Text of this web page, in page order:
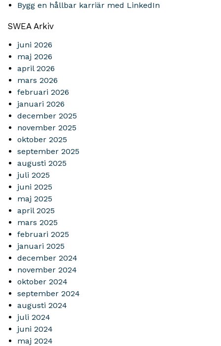
Bygg en hållbar karriär med LinkedIn
SWEA Arkiv
juni 2026
maj 2026
april 2026
mars 2026
februari 2026
januari 2026
december 2025
november 2025
oktober 2025
september 2025
augusti 2025
juli 2025
juni 2025
maj 2025
april 2025
mars 2025
februari 2025
januari 2025
december 2024
november 2024
oktober 2024
september 2024
augusti 2024
juli 2024
juni 2024
maj 2024